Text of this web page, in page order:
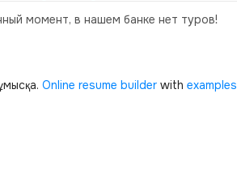
момент, в нашем банке нет туров!
Online resume builder with examples